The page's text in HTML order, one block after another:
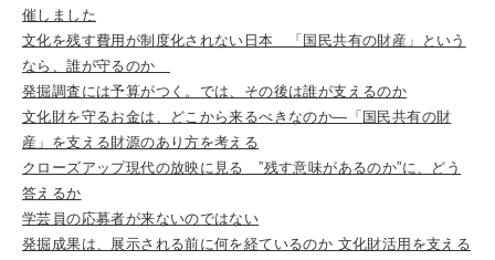
催しました
文化を残す費用が制度化されない日本 「国民共有の財産」という
なら、誰が守るのか
発掘調査には予算がつく。では、その後は誰が支えるのか
文化財を守るお金は、どこから来るべきなのか―「国民共有の財
産」を支える財源のあり方を考える
クローズアップ現代の放映に見る ”残す意味があるのか”に、どう
答えるか
学芸員の応募者が来ないのではない
発掘成果は、展示される前に何を経ているのか 文化財活用を支える